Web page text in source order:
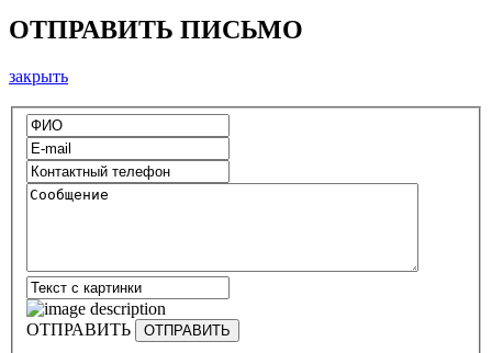
ОТПРАВИТЬ ПИСЬМО
закрыть
ОТПРАВИТЬ